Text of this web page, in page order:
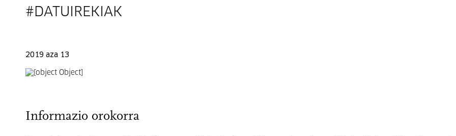
#DATUIREKIAK
2019 aza 13
Informazio orokorra